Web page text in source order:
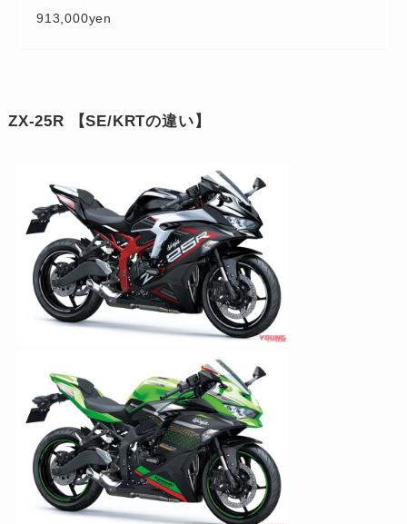
913,000yen
ZX-25R 【SE/KRTの違い】